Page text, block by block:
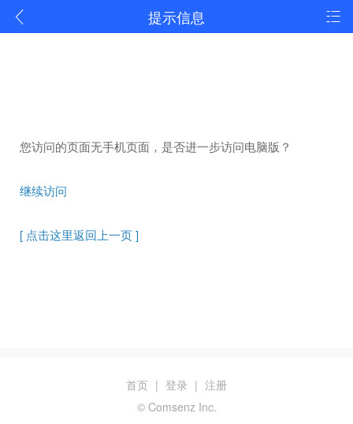
提示信息
您访问的页面无手机页面，是否进一步访问电脑版？
继续访问
[ 点击这里返回上一页 ]
首页 | 登录 | 注册
© Comsenz Inc.